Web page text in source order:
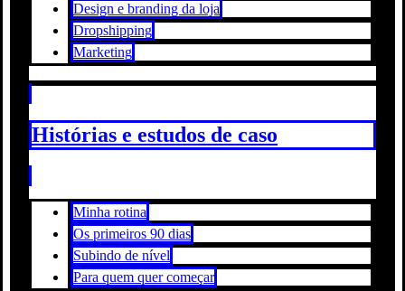
Design e branding da loja
Dropshipping
Marketing
Histórias e estudos de caso
Minha rotina
Os primeiros 90 dias
Subindo de nível
Para quem quer começar